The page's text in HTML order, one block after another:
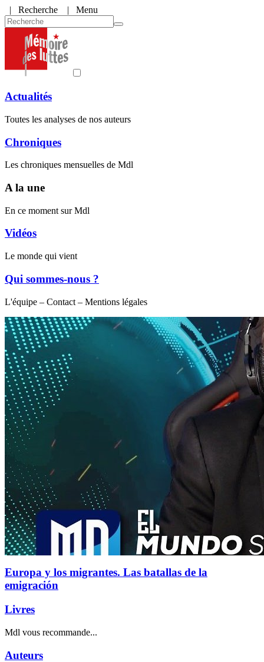
| Recherche | Menu
Actualités
Toutes les analyses de nos auteurs
Chroniques
Les chroniques mensuelles de Mdl
A la une
En ce moment sur Mdl
Vidéos
Le monde qui vient
Qui sommes-nous ?
L'équipe – Contact – Mentions légales
Europa y los migrantes. Las batallas de la
emigración
Livres
Mdl vous recommande...
Auteurs